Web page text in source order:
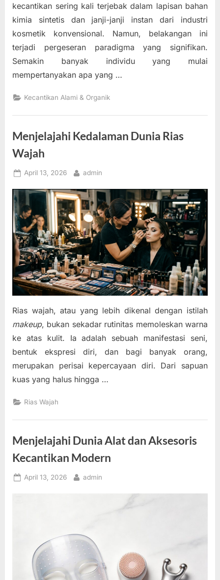
kecantikan sering kali terjebak dalam lapisan bahan
kimia sintetis dan janji-janji instan dari industri
kosmetik konvensional. Namun, belakangan ini
terjadi pergeseran paradigma yang signifikan.
Semakin banyak individu yang mulai
mempertanyakan apa yang …
Kecantikan Alami & Organik
Menjelajahi Kedalaman Dunia Rias
Wajah
Posted
April 13, 2026 By
admin
Rias wajah, atau yang lebih dikenal dengan istilah
makeup, bukan sekadar rutinitas memoleskan warna
ke atas kulit. Ia adalah sebuah manifestasi seni,
bentuk ekspresi diri, dan bagi banyak orang,
merupakan perisai kepercayaan diri. Dari sapuan
kuas yang halus hingga …
Rias Wajah
Menjelajahi Dunia Alat dan Aksesoris
Kecantikan Modern
Posted
April 13, 2026 By
admin